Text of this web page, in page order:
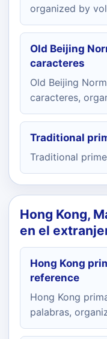
organized by
Old Beijing
caracteres
Old Beijing
caracteres,
Traditional
Traditional
Hong Kong,
en el
Hong Kong
reference
Hong Kong
palabras,